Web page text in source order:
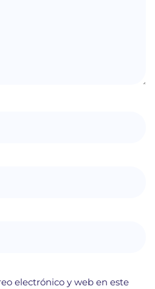
electrónico y web en este